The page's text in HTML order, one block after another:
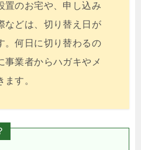
置のお宅や、申し込み
などは、切り替え日が
。何日に切り替わるの
事業者からハガキやメ
す。